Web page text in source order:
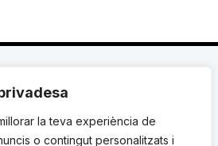
la teva experiència de
o contingut personalitzats i
Barcelona |